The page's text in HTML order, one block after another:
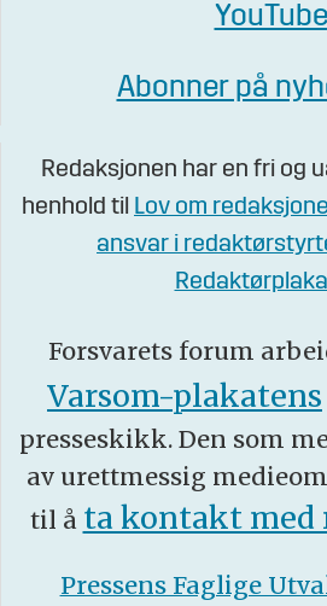
YouTube
Abonner på
Redaksjonen har en fri og
henhold til Lov om
ansvar i
Forsvarets forum
Varsom-plakatens
presseskikk. Den som
av urettmessig
til å ta kontakt med
Pressens Faglige